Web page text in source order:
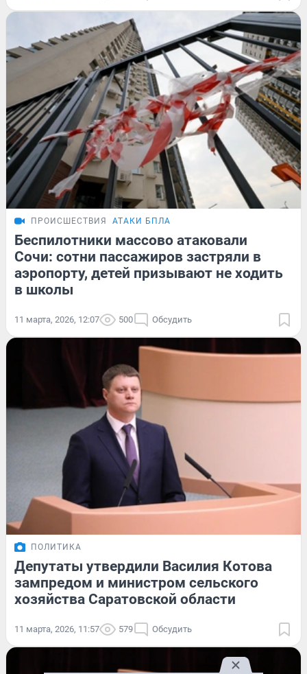
ПРОИСШЕСТВИЯ АТАКИ БПЛА
Беспилотники массово атаковали
Сочи: сотни пассажиров застряли в
аэропорту, детей призывают не ходить
в школы
11 марта, 2026, 12:07 500 Обсудить
ПОЛИТИКА
Депутаты утвердили Василия Котова
зампредом и министром сельского
хозяйства Саратовской области
11 марта, 2026, 11:57 579 Обсудить